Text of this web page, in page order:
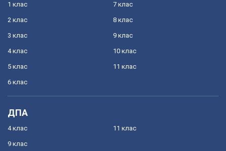
1 клас
2 клас
3 клас
4 клас
5 клас
6 клас
7 клас
8 клас
9 клас
10 клас
11 клас
ДПА
4 клас
9 клас
11 клас